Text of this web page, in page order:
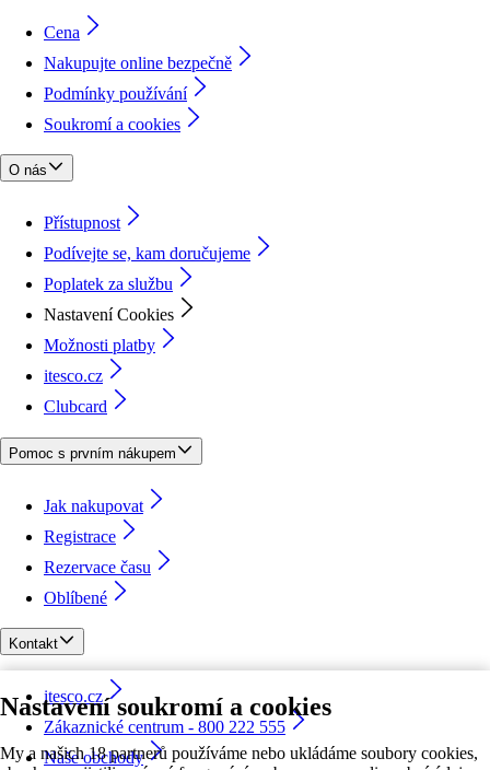
Nastavení soukromí a cookies
My a našich 18 partnerů používáme nebo ukládáme soubory cookies,
Cena
Nakupujte online bezpečně
Podmínky používání
Soukromí a cookies
O nás
Přístupnost
Podívejte se, kam doručujeme
Poplatek za službu
Nastavení Cookies
Možnosti platby
itesco.cz
Clubcard
Pomoc s prvním nákupem
Jak nakupovat
Registrace
Rezervace času
Oblíbené
Kontakt
itesco.cz
Zákaznické centrum - 800 222 555
Naše obchody